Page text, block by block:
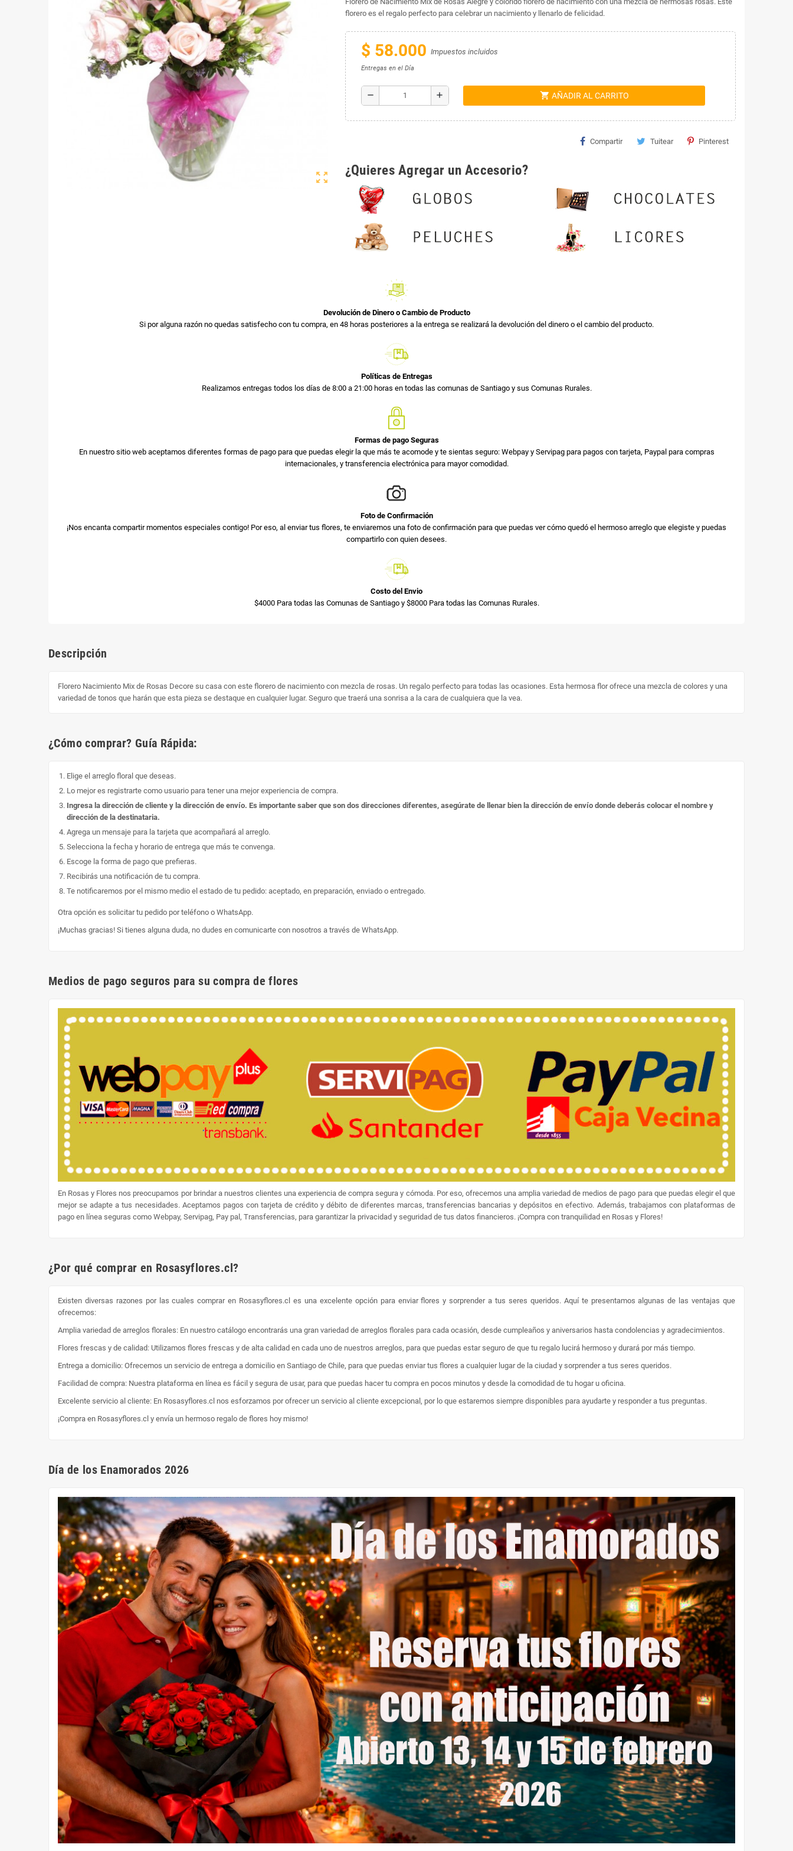
zoom_out_map
florero es el regalo perfecto para celebrar un nacimiento y llenarlo de felicidad.
$ 58.000 Impuestos incluidos
Entregas en el Día
remove add shopping_cart AÑADIR AL CARRITO
Compartir Tuitear Pinterest
¿Quieres Agregar un Accesorio?
Devolución de Dinero o Cambio de Producto
Si por alguna razón no quedas satisfecho con tu compra, en 48 horas posteriores a la entrega se realizará la devolución del dinero o el cambio del producto.
Políticas de Entregas
Realizamos entregas todos los días de 8:00 a 21:00 horas en todas las comunas de Santiago y sus Comunas Rurales.
Formas de pago Seguras
En nuestro sitio web aceptamos diferentes formas de pago para que puedas elegir la que más te acomode y te sientas seguro: Webpay y Servipag para pagos con tarjeta, Paypal para compras
internacionales, y transferencia electrónica para mayor comodidad.
Foto de Confirmación
¡Nos encanta compartir momentos especiales contigo! Por eso, al enviar tus flores, te enviaremos una foto de confirmación para que puedas ver cómo quedó el hermoso arreglo que elegiste y puedas
compartirlo con quien desees.
Costo del Envio
$4000 Para todas las Comunas de Santiago y $8000 Para todas las Comunas Rurales.
Descripción
Florero Nacimiento Mix de Rosas Decore su casa con este florero de nacimiento con mezcla de rosas. Un regalo perfecto para todas las ocasiones. Esta hermosa flor ofrece una mezcla de colores y una
variedad de tonos que harán que esta pieza se destaque en cualquier lugar. Seguro que traerá una sonrisa a la cara de cualquiera que la vea.
¿Cómo comprar? Guía Rápida:
Elige el arreglo floral que deseas.
Lo mejor es registrarte como usuario para tener una mejor experiencia de compra.
Ingresa la dirección de cliente y la dirección de envío. Es importante saber que son dos direcciones diferentes, asegúrate de llenar bien la dirección de envío donde deberás colocar el nombre y
dirección de la destinataria.
Agrega un mensaje para la tarjeta que acompañará al arreglo.
Selecciona la fecha y horario de entrega que más te convenga.
Escoge la forma de pago que prefieras.
Recibirás una notificación de tu compra.
Te notificaremos por el mismo medio el estado de tu pedido: aceptado, en preparación, enviado o entregado.
Otra opción es solicitar tu pedido por teléfono o WhatsApp.
¡Muchas gracias! Si tienes alguna duda, no dudes en comunicarte con nosotros a través de WhatsApp.
Medios de pago seguros para su compra de flores
En Rosas y Flores nos preocupamos por brindar a nuestros clientes una experiencia de compra segura y cómoda. Por eso, ofrecemos una amplia variedad de medios de pago para que puedas elegir el que
mejor se adapte a tus necesidades. Aceptamos pagos con tarjeta de crédito y débito de diferentes marcas, transferencias bancarias y depósitos en efectivo. Además, trabajamos con plataformas de
pago en línea seguras como Webpay, Servipag, Pay pal, Transferencias, para garantizar la privacidad y seguridad de tus datos financieros. ¡Compra con tranquilidad en Rosas y Flores!
¿Por qué comprar en Rosasyflores.cl?
Existen diversas razones por las cuales comprar en Rosasyflores.cl es una excelente opción para enviar flores y sorprender a tus seres queridos. Aquí te presentamos algunas de las ventajas que
ofrecemos:
Amplia variedad de arreglos florales: En nuestro catálogo encontrarás una gran variedad de arreglos florales para cada ocasión, desde cumpleaños y aniversarios hasta condolencias y agradecimientos.
Flores frescas y de calidad: Utilizamos flores frescas y de alta calidad en cada uno de nuestros arreglos, para que puedas estar seguro de que tu regalo lucirá hermoso y durará por más tiempo.
Entrega a domicilio: Ofrecemos un servicio de entrega a domicilio en Santiago de Chile, para que puedas enviar tus flores a cualquier lugar de la ciudad y sorprender a tus seres queridos.
Facilidad de compra: Nuestra plataforma en línea es fácil y segura de usar, para que puedas hacer tu compra en pocos minutos y desde la comodidad de tu hogar u oficina.
Excelente servicio al cliente: En Rosasyflores.cl nos esforzamos por ofrecer un servicio al cliente excepcional, por lo que estaremos siempre disponibles para ayudarte y responder a tus preguntas.
¡Compra en Rosasyflores.cl y envía un hermoso regalo de flores hoy mismo!
Día de los Enamorados 2026